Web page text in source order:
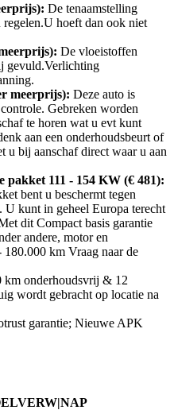
De tenaamstelling
hoeft dan ook niet
De vloeistoffen
gevuld.Verlichting
meerprijs): Deze auto is
Gebreken worden
te horen wat u evt kunt
aan een onderhoudsbeurt of
u bij aanschaf direct waar u aan
111 - 154 KW (€ 481):
bent u beschermt tegen
U kunt in geheel Europa terecht
dit Compact basis garantie
andere, motor en
km Vraag naar de
km onderhoudsvrij & 12
wordt gebracht op locatie na
garantie; Nieuwe APK